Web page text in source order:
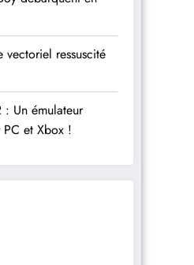
vectoriel ressuscité
Un émulateur
et Xbox !